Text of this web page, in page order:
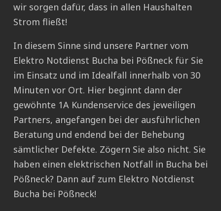
wir sorgen dafür, dass in allen Haushalten
Strom fließt!
In diesem Sinne sind unsere Partner vom
Elektro Notdienst Bucha bei Pößneck für Sie
im Einsatz und im Idealfall innerhalb von 30
Minuten vor Ort. Hier beginnt dann der
gewöhnte 1A Kundenservice des jeweiligen
Partners, angefangen bei der ausführlichen
Beratung und endend bei der Behebung
sämtlicher Defekte. Zögern Sie also nicht. Sie
haben einen elektrischen Notfall in Bucha bei
Pößneck? Dann auf zum Elektro Notdienst
Bucha bei Pößneck!